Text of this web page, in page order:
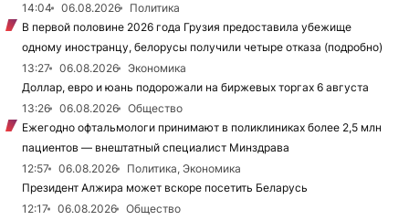
14:04
06.08.2026
Политика
В первой половине 2026 года Грузия предоставила убежище
одному иностранцу, белорусы получили четыре отказа (подробно)
13:27
06.08.2026
Экономика
Доллар, евро и юань подорожали на биржевых торгах 6 августа
13:26
06.08.2026
Общество
Ежегодно офтальмологи принимают в поликлиниках более 2,5 млн
пациентов — внештатный специалист Минздрава
12:57
06.08.2026
Политика, Экономика
Президент Алжира может вскоре посетить Беларусь
12:17
06.08.2026
Общество